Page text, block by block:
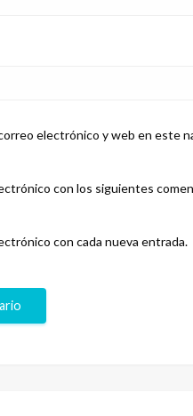
electrónico y web en este
con los siguientes
con cada nueva entrada.